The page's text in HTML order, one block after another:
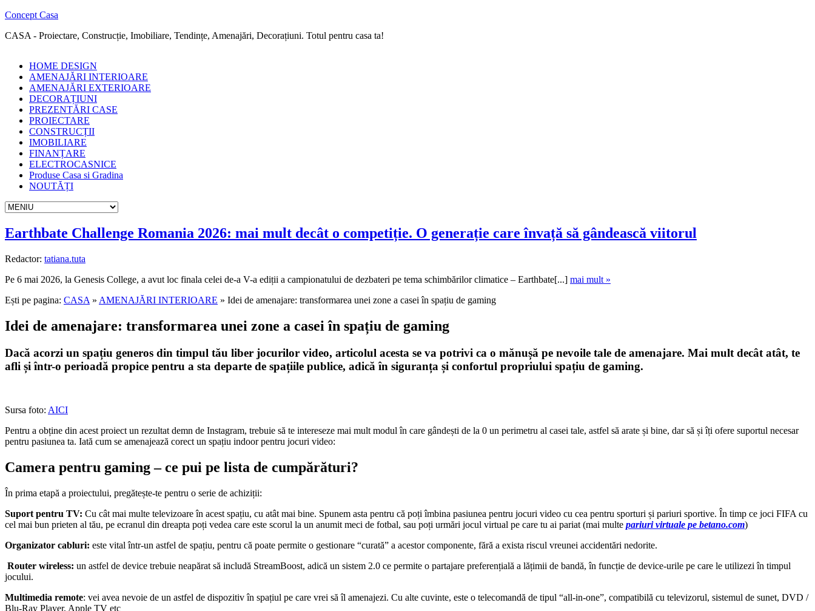
Concept Casa
CASA - Proiectare, Construcție, Imobiliare, Tendințe, Amenajări, Decorațiuni. Totul pentru casa ta!
HOME DESIGN
AMENAJĂRI INTERIOARE
AMENAJĂRI EXTERIOARE
DECORAȚIUNI
PREZENTĂRI CASE
PROIECTARE
CONSTRUCȚII
IMOBILIARE
FINANȚARE
ELECTROCASNICE
Produse Casa si Gradina
NOUTĂȚI
Earthbate Challenge Romania 2026: mai mult decât o competiție. O generație care învață să gândească viitorul
Redactor: tatiana.tuta
Pe 6 mai 2026, la Genesis College, a avut loc finala celei de-a V-a ediții a campionatului de dezbateri pe tema schimbărilor climatice – Earthbate[...] mai mult »
Ești pe pagina: CASA » AMENAJĂRI INTERIOARE » Idei de amenajare: transformarea unei zone a casei în spațiu de gaming
Idei de amenajare: transformarea unei zone a casei în spațiu de gaming
Dacă acorzi un spațiu generos din timpul tău liber jocurilor video, articolul acesta se va potrivi ca o mănușă pe nevoile tale de amenajare. Mai mult decât atât, te
afli și într-o perioadă propice pentru a sta departe de spațiile publice, adică în siguranța și confortul propriului spațiu de gaming.
Sursa foto: AICI
Pentru a obține din acest proiect un rezultat demn de Instagram, trebuie să te intereseze mai mult modul în care gândești de la 0 un perimetru al casei tale, astfel să arate și bine, dar să și îți ofere suportul necesar
pentru pasiunea ta. Iată cum se amenajează corect un spațiu indoor pentru jocuri video:
Camera pentru gaming – ce pui pe lista de cumpărături?
În prima etapă a proiectului, pregătește-te pentru o serie de achiziții:
Suport pentru TV: Cu cât mai multe televizoare în acest spațiu, cu atât mai bine. Spunem asta pentru că poți îmbina pasiunea pentru jocuri video cu cea pentru sporturi și pariuri sportive. În timp ce joci FIFA cu
cel mai bun prieten al tău, pe ecranul din dreapta poți vedea care este scorul la un anumit meci de fotbal, sau poți urmări jocul virtual pe care tu ai pariat (mai multe pariuri virtuale pe betano.com)
Organizator cabluri: este vital într-un astfel de spațiu, pentru că poate permite o gestionare “curată” a acestor componente, fără a exista riscul vreunei accidentări nedorite.
Router wireless: un astfel de device trebuie neapărat să includă StreamBoost, adică un sistem 2.0 ce permite o partajare preferențială a lățimii de bandă, în funcție de device-urile pe care le utilizezi în timpul
jocului.
Multimedia remote: vei avea nevoie de un astfel de dispozitiv în spațiul pe care vrei să îl amenajezi. Cu alte cuvinte, este o telecomandă de tipul “all-in-one”, compatibilă cu televizorul, sistemul de sunet, DVD /
Blu-Ray Player, Apple TV etc